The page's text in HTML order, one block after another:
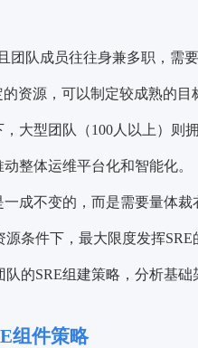
团队成员往往身兼多职，需
资源，可以制定较成熟的
大型团队（100人以上）则
整体运维平台化和智能化。
成不变的，而是需要量体
条件下，最大限度发挥SRE
的SRE组建策略，分析基础
组件策略